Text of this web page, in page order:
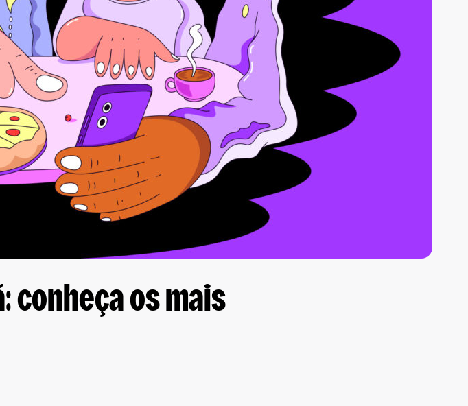
conheça os mais